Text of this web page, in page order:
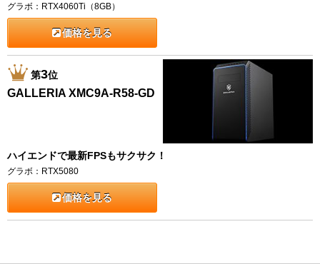
グラボ：RTX4060Ti（8GB）
価格を見る
第3位
GALLERIA XMC9A-R58-GD
ハイエンドで最新FPSもサクサク！
グラボ：RTX5080
価格を見る